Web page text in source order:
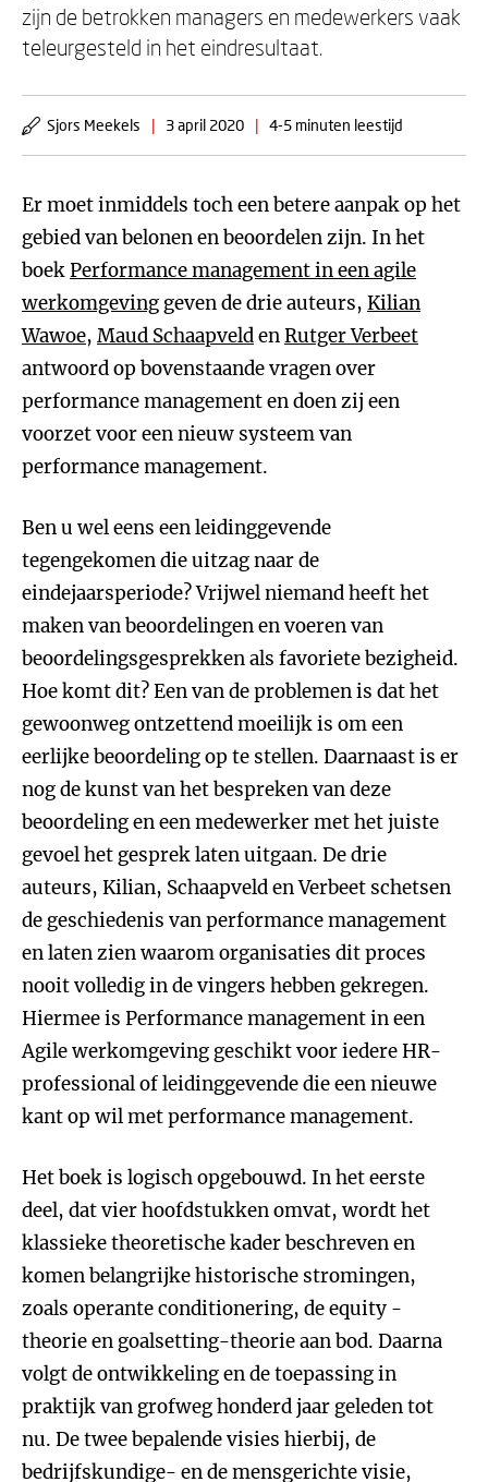
zijn de betrokken managers en medewerkers vaak
teleurgesteld in het eindresultaat.
Sjors Meekels | 3 april 2020 | 4-5 minuten leestijd
Er moet inmiddels toch een betere aanpak op het
gebied van belonen en beoordelen zijn. In het
boekPerformance management in een agile
werkomgeving geven de drie auteurs, Kilian
Wawoe, Maud SchaapveldenRutger Verbeet
antwoord op bovenstaande vragen over
performance management en doen zij een
voorzet voor een nieuw systeem van
performance management.
Ben u wel eens een leidinggevende
tegengekomen die uitzag naar de
eindejaarsperiode? Vrijwel niemand heeft het
maken van beoordelingen en voeren van
beoordelingsgesprekken als favoriete bezigheid.
Hoe komt dit? Een van de problemen is dat het
gewoonweg ontzettend moeilijk is om een
eerlijke beoordeling op te stellen. Daarnaast is er
nog de kunst van het bespreken van deze
beoordeling en een medewerker met het juiste
gevoel het gesprek laten uitgaan. De drie
auteurs, Kilian, Schaapveld en Verbeet schetsen
de geschiedenis van performance management
en laten zien waarom organisaties dit proces
nooit volledig in de vingers hebben gekregen.
Hiermee is Performance management in een
Agile werkomgeving geschikt voor iedere HR-
professional of leidinggevende die een nieuwe
kant op wil met performance management.
Het boek is logisch opgebouwd. In het eerste
deel, dat vier hoofdstukken omvat, wordt het
klassieke theoretische kader beschreven en
komen belangrijke historische stromingen,
zoals operante conditionering, de equity -
theorie en goalsetting-theorie aan bod. Daarna
volgt de ontwikkeling en de toepassing in
praktijk van grofweg honderd jaar geleden tot
nu. De twee bepalende visies hierbij, de
bedrijfskundige- en de mensgerichte visie,